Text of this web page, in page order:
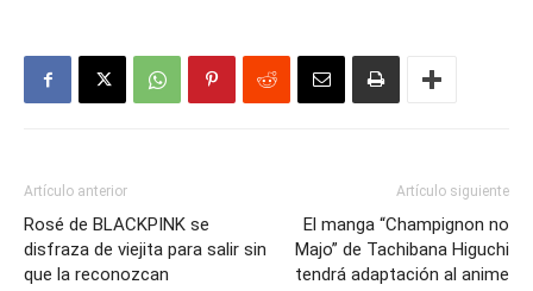
Artículo anterior
Rosé de BLACKPINK se
disfraza de viejita para salir sin
que la reconozcan
Artículo siguiente
El manga “Champignon no
Majo” de Tachibana Higuchi
tendrá adaptación al anime